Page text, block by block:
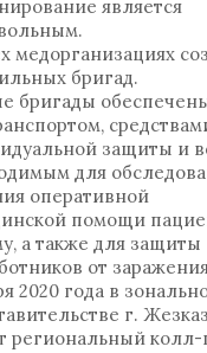
является
медорганизациях
бригад.
бригады
защиты и
для
оперативной
помощи
а также для защиты
от
2020 года в
г.
региональный колл-